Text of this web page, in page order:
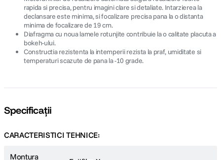
rapida si precisa, pentru imagini clare si detaliate. Intarzierea la
declansare este minima, si focalizare precisa pana la o distanta
minima de focalizare de 19 cm.
Diafragma cu noua lamele rotunjite contribuie la o calitate placuta a
bokeh-ului.
Constructia rezistenta la intemperii rezista la praf, umiditate si
temperaturi scazute de pana la -10 grade.
Specificații
CARACTERISTICI TEHNICE:
Montura